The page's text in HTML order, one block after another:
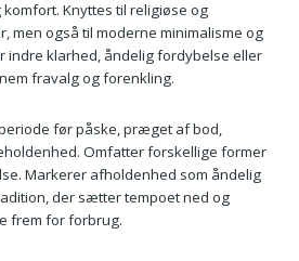
Knyttes til religiøse og
men også til moderne minimalisme og
indre klarhed, åndelig fordybelse eller
fravalg og forenkling.
før påske, præget af bod,
Omfatter forskellige former
Marker­er afholdenhed som åndelig
der sætter tempoet ned og
frem for forbrug.